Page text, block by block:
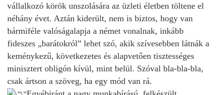
vállalkozó körök unszolására az üzleti életben töltene el
néhány évet. Aztán kiderült, nem is biztos, hogy van
bármiféle valóságalapja a német vonalnak, inkább
fideszes „barátokról” lehet szó, akik szívesebben látnák a
keménykezű, következetes és alapvetően tisztességes
minisztert obligón kívül, mint belül. Szóval bla-bla-bla,
csak ártson a szöveg, ha egy mód van rá.